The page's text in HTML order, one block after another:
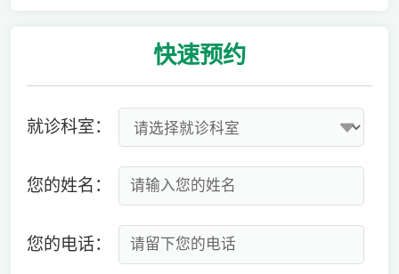
快速预约
就诊科室：
您的姓名：
您的电话：